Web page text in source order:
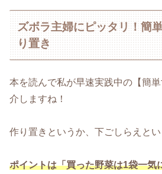
ズボラ主婦にピッタリ！簡
り置き
本を読んで私が早速実践中の【簡
介しますね！
作り置きというか、下ごしらえとい
ポイントは「買った野菜は1袋一気